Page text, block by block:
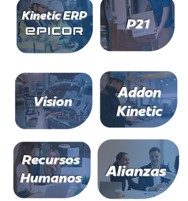
Kinetic ERP P21
Vision
Addon
Kinetic
Recursos
Humanos
Alianzas